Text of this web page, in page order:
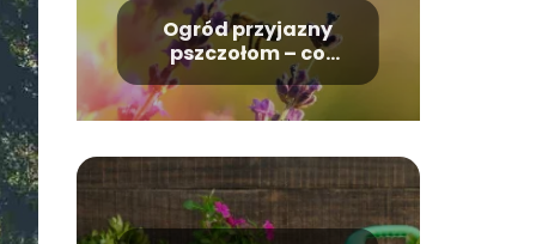
Ogród przyjazny
pszczołom – co
posadzić?